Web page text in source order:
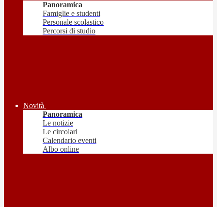
Panoramica
Famiglie e studenti
Personale scolastico
Percorsi di studio
Novità
Panoramica
Le notizie
Le circolari
Calendario eventi
Albo online